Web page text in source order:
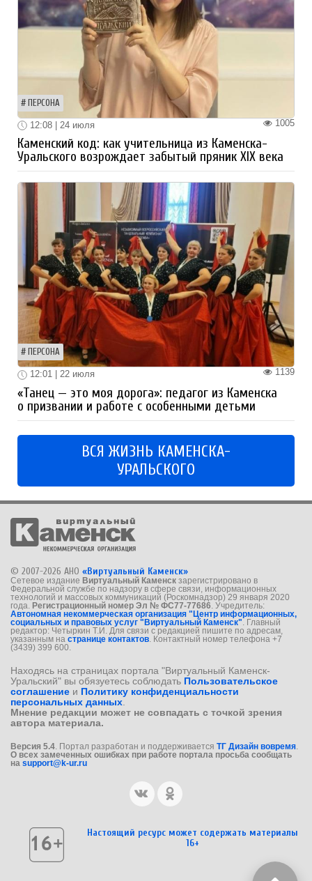
ПЕРСОНА
1005
12:08 | 24 июля
Каменский код: как учительница из Каменска-
Уральского возрождает забытый пряник XIX века
ПЕРСОНА
1139
12:01 | 22 июля
«Танец — это моя дорога»: педагог из Каменска
о призвании и работе с особенными детьми
ВСЯ ЖИЗНЬ КАМЕНСКА-
УРАЛЬСКОГО
© 2007-2026 АНО «Виртуальный Каменск»
Сетевое издание Виртуальный Каменск зарегистрировано в
Федеральной службе по надзору в сфере связи, информационных
технологий и массовых коммуникаций (Роскомнадзор) 29 января 2020
года. Регистрационный номер Эл № ФС77-77686 . Учредитель:
Автономная некоммерческая организация "Центр информационных,
социальных и правовых услуг "Виртуальный Каменск" . Главный
редактор: Четыркин Т.И. Для связи с редакцией пишите по адресам,
указанным на странице контактов . Контактный номер телефона +7
(3439) 399 600.
Находясь на страницах портала "Виртуальный Каменск-
Уральский" вы обязуетесь соблюдать Пользовательское
соглашение и Политику конфиденциальности
персональных данных
Мнение редакции может не совпадать с точкой зрения
автора материала.
Версия 5.4 . Портал разработан и поддерживается ТГ Дизайн вовремя
О всех замеченных ошибках при работе портала просьба сообщать
на support@k-ur.ru
Настоящий ресурс может содержать материалы
16+